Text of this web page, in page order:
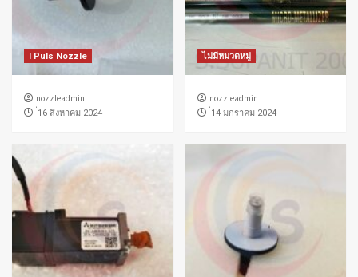
I Puls Nozzle
nozzleadmin
่16 สิงหาคม 2024
ไม่มีหมวดหมู่
nozzleadmin
่14 มกราคม 2024